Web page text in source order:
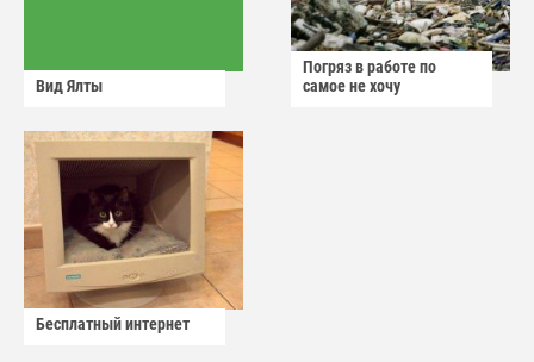
Вид Ялты
Погряз в работе по
самое не хочу
Бесплатный интернет